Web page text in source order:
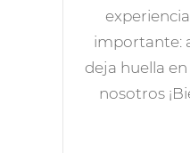
importante:
deja huella
nosotros